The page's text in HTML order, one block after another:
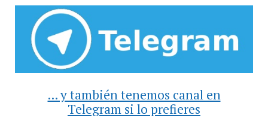
... y también tenemos canal en
Telegram si lo prefieres